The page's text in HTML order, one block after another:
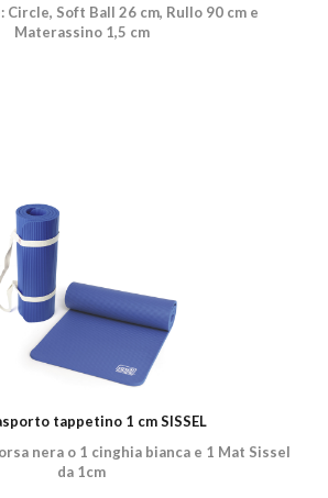
Soft Ball 26 cm, Rullo 90 cm e
Materassino 1,5 cm
tappetino 1 cm SISSEL
nera o 1 cinghia bianca e 1 Mat Sissel
da 1cm